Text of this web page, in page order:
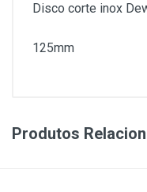
Disco corte inox
125mm
Produtos